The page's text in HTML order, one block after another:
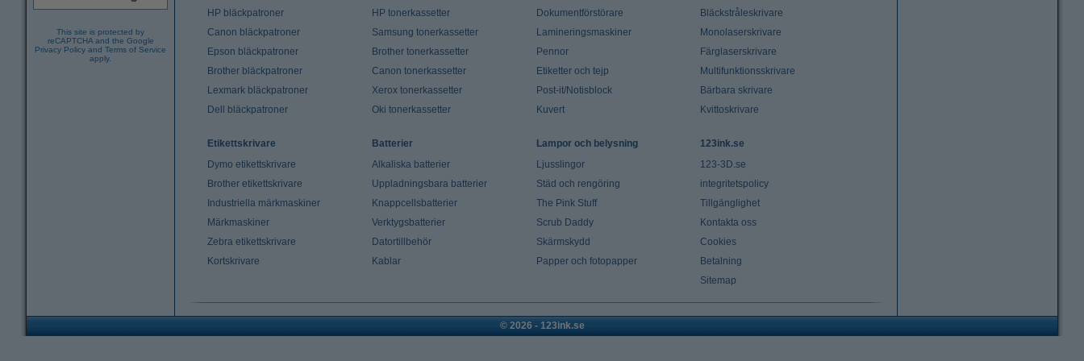
This site is protected by
reCAPTCHA and the Google
Privacy Policy and Terms of Service
apply.
HP bläckpatroner
Canon bläckpatroner
Epson bläckpatroner
Brother bläckpatroner
Lexmark bläckpatroner
Dell bläckpatroner
HP tonerkassetter
Samsung tonerkassetter
Brother tonerkassetter
Canon tonerkassetter
Xerox tonerkassetter
Oki tonerkassetter
Dokumentförstörare
Lamineringsmaskiner
Pennor
Etiketter och tejp
Post-it/Notisblock
Kuvert
Bläckstråleskrivare
Monolaserskrivare
Färglaserskrivare
Multifunktionsskrivare
Bärbara skrivare
Kvittoskrivare
Etikettskrivare
Dymo etikettskrivare
Brother etikettskrivare
Industriella märkmaskiner
Märkmaskiner
Zebra etikettskrivare
Kortskrivare
Batterier
Alkaliska batterier
Uppladningsbara batterier
Knappcellsbatterier
Verktygsbatterier
Datortillbehör
Kablar
Lampor och belysning
Ljusslingor
Städ och rengöring
The Pink Stuff
Scrub Daddy
Skärmskydd
Papper och fotopapper
123ink.se
123-3D.se
integritetspolicy
Tillgänglighet
Kontakta oss
Cookies
Betalning
Sitemap
© 2026 - 123ink.se